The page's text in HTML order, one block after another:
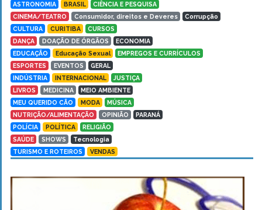
ASTRONOMIA BRASIL
CIÊNCIA E PESQUISA
CINEMA/TEATRO
Consumidor, direitos e Deveres
Corrupção
CULTURA
CURITIBA
CURSOS
DANÇA
DOAÇÃO DE ÓRGÃOS
ECONOMIA
EDUCAÇÃO
Educação Sexual
EMPREGOS E CURRÍCULOS
ESPORTES
EVENTOS
GERAL
INDÚSTRIA
INTERNACIONAL
JUSTIÇA
LIVROS
MEDICINA
MEIO AMBIENTE
MEU QUERIDO CÃO
MODA
MÚSICA
NUTRIÇÃO/ALIMENTAÇÃO
OPINIÃO
PARANÁ
POLÍCIA
POLÍTICA
RELIGIÃO
SAÚDE
SHOWS
Tecnologia
TURISMO E ROTEIROS
VENDAS